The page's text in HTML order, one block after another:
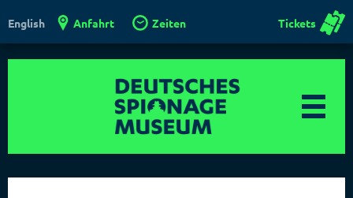
English Anfahrt Zeiten Tickets